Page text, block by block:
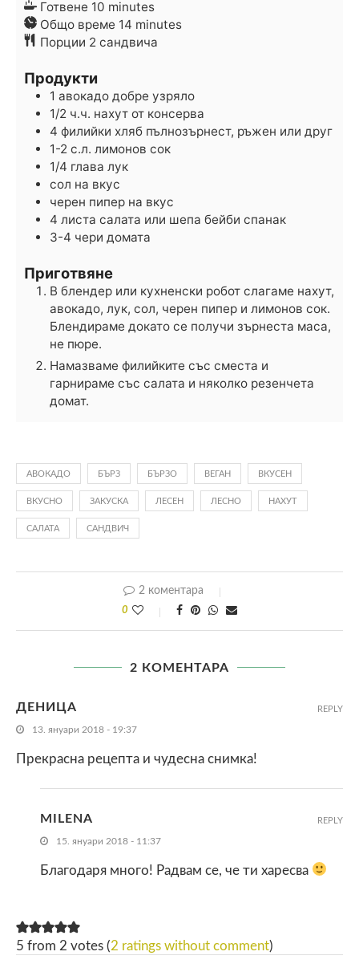
Готвене 10 minutes
minutes
Общо време 14 minutes
minutes
Порции 2 сандвича
Продукти
1 авокадо добре узряло
1/2 ч.ч. нахут от консерва
4 филийки хляб пълнозърнест, ръжен или друг
1-2 с.л. лимонов сок
1/4 глава лук
сол на вкус
черен пипер на вкус
4 листа салата или шепа бейби спанак
3-4 чери домата
Приготвяне
В блендер или кухненски робот слагаме нахут,
авокадо, лук, сол, черен пипер и лимонов сок.
Блендираме докато се получи зърнеста маса,
не пюре.
Намазваме филийките със сместа и
гарнираме със салата и няколко резенчета
домат.
АВОКАДО БЪРЗ БЪРЗО ВЕГАН ВКУСЕН
ВКУСНО ЗАКУСКА ЛЕСЕН ЛЕСНО НАХУТ
САЛАТА САНДВИЧ
2 коментара
0
2 КОМЕНТАРА
ДЕНИЦА
13. януари 2018 - 19:37
Прекрасна рецепта и чудесна снимка!
REPLY
MILENA
15. януари 2018 - 11:37
Благодаря много! Радвам се, че ти харесва
REPLY
5 from 2 votes (2 ratings without comment)